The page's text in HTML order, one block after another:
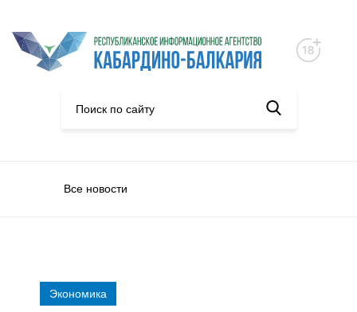
Все новости
Экономика